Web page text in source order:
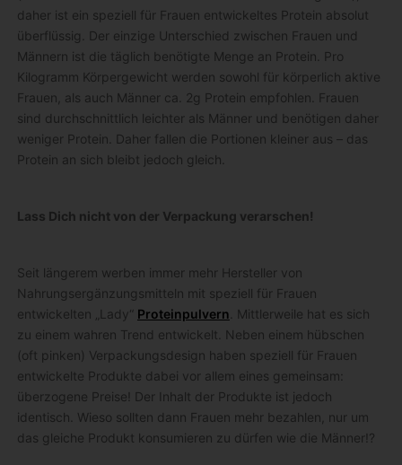
daher ist ein speziell für Frauen entwickeltes Protein absolut
überflüssig. Der einzige Unterschied zwischen Frauen und
Männern ist die täglich benötigte Menge an Protein. Pro
Kilogramm Körpergewicht werden sowohl für körperlich aktive
Frauen, als auch Männer ca. 2g Protein empfohlen. Frauen
sind durchschnittlich leichter als Männer und benötigen daher
weniger Protein. Daher fallen die Portionen kleiner aus – das
Protein an sich bleibt jedoch gleich.
Lass Dich nicht von der Verpackung verarschen!
Seit längerem werben immer mehr Hersteller von
Nahrungsergänzungsmitteln mit speziell für Frauen
entwickelten „Lady“ Proteinpulvern . Mittlerweile hat es sich
zu einem wahren Trend entwickelt. Neben einem hübschen
(oft pinken) Verpackungsdesign haben speziell für Frauen
entwickelte Produkte dabei vor allem eines gemeinsam:
überzogene Preise! Der Inhalt der Produkte ist jedoch
identisch. Wieso sollten dann Frauen mehr bezahlen, nur um
das gleiche Produkt konsumieren zu dürfen wie die Männer!?